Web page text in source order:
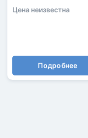
Цена неизвестна
Подробнее